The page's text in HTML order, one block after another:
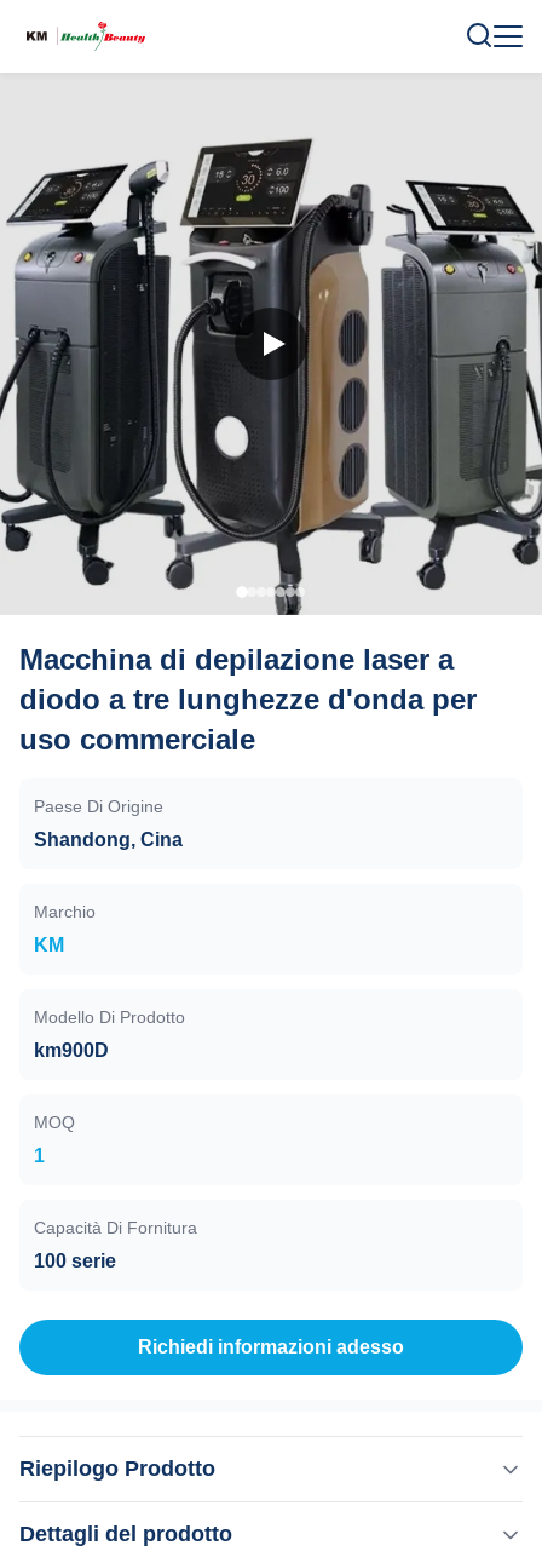
Macchina di depilazione laser a
diodo a tre lunghezze d'onda per
uso commerciale
Paese Di Origine
Shandong, Cina
Marchio
KM
Modello Di Prodotto
km900D
MOQ
1
Capacità Di Fornitura
100 serie
Richiedi informazioni adesso
Riepilogo Prodotto
Diodo Laser depilazione per commercio Come possiamo
Dettagli del prodotto